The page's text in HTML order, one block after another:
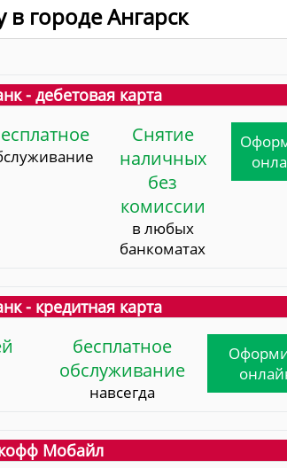
городе Ангарск
- дебетовая карта
Снятие
наличных
без
комиссии
в любых
банкоматах
- кредитная карта
бесплатное
обслуживание
навсегда
Мобайл